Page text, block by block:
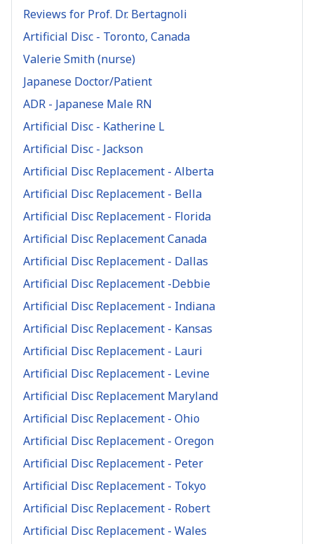
Reviews for Prof. Dr. Bertagnoli
Artificial Disc - Toronto, Canada
Valerie Smith (nurse)
Japanese Doctor/Patient
ADR - Japanese Male RN
Artificial Disc - Katherine L
Artificial Disc - Jackson
Artificial Disc Replacement - Alberta
Artificial Disc Replacement - Bella
Artificial Disc Replacement - Florida
Artificial Disc Replacement Canada
Artificial Disc Replacement - Dallas
Artificial Disc Replacement -Debbie
Artificial Disc Replacement - Indiana
Artificial Disc Replacement - Kansas
Artificial Disc Replacement - Lauri
Artificial Disc Replacement - Levine
Artificial Disc Replacement Maryland
Artificial Disc Replacement - Ohio
Artificial Disc Replacement - Oregon
Artificial Disc Replacement - Peter
Artificial Disc Replacement - Tokyo
Artificial Disc Replacement - Robert
Artificial Disc Replacement - Wales